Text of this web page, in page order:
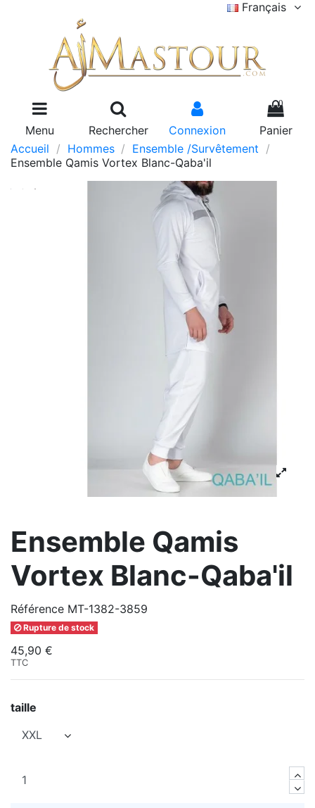
Français
Menu Rechercher Connexion
0
Panier
Accueil
Hommes
Ensemble /Survêtement
Ensemble Qamis Vortex Blanc-Qaba'il
Ensemble Qamis
Vortex Blanc-Qaba'il
Référence MT-1382-3859
Rupture de stock
45,90 €
TTC
taille